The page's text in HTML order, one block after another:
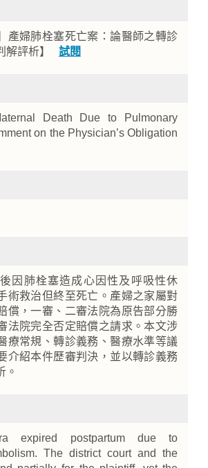
產婦肺栓塞死亡案：論醫師之轉診
解評析】 試閱
Death Due to Pulmonary
on the Physician’s Obligation
因肺栓塞造成心因性及呼吸性休
術救治但終至死亡。產婦之家屬對
償，一審、二審法院為原告部分勝
法院完全否定賠償之請求。本文涉
療常規、轉診義務、醫療水準等議
介紹本件歷審判決，並以轉診義務
。
expired postpartum due to
The district court and the